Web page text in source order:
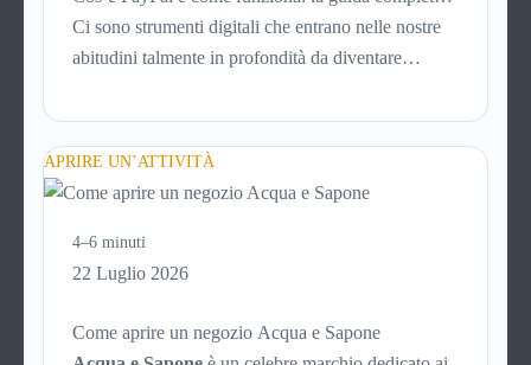
aggiornata per venditori e privati
Ci sono strumenti digitali che entrano nelle nostre
abitudini talmente in profondità da diventare
per comprare su Amazon, per pagare un corso
online, per mandare venti euro a un amico. Ma se ti
probabilmente non hai una risposta precisa su come
funziona PayPal.
APRIRE UN’ATTIVITÀ
4–6 minuti
22 Luglio 2026
Come aprire un negozio Acqua e Sapone